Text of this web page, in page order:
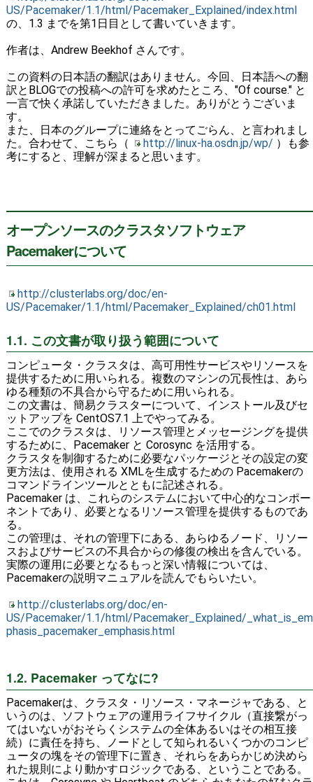
US/Pacemaker/1.1/html/Pacemaker_Explained/index.html
の、1.3 までを第1日目として書いていきます。
作者は、Andrew Beekhof さんです。
この資料の日本語の翻訳はありません。今回、日本語への翻
訳とBLOGでの投稿への許可を求めたところ、"Of course." と
一言で快く承諾していただきました。ありがとうございま
す。
また、日本のグループに連絡をとってごらん、と言われまし
た。合わせて、こちら（
http://linux-ha.osdn.jp/wp/ ）も参
考にすると、理解が深まると思います。
オープンソースのクラスタソフトウェア
Pacemakerについて
http://clusterlabs.org/doc/en-
US/Pacemaker/1.1/html/Pacemaker_Explained/ch01.html
1.1. この文書が取り扱う範囲について
コンピュータ・クラスタは、高可用性サービスやリソースを
提供するために用いられる。複数のマシンの冗長性は、あら
ゆる種類の不具合から守るために用いられる。
この文書は、簡易クラスターについて、インストール及びセ
ットアップを CentOS7.1 上でやってみる。
ここでのクラスタは、リソース管理とメッセージングを提供
するために、Pacemaker と Corosync を活用する。
クラスタを制御するために必要なパッケージとその設定の変
更方法は、使用される XMLを生成するための Pacemakerの
コマンドラインツールとともに記述される。
Pacemaker は、これらのシステムにおいて中心的なコンポー
ネントであり、必要となるリソース管理を提供するものであ
る。
この管理は、それの管理下にある、あらゆるノード、リソー
スおよびサービスの不具合からの修復の検出を含んでいる。
実際の運用に必要となるもっと深い情報については、
Pacemakerの説明マニュアルを読んでもらいたい。
http://clusterlabs.org/doc/en-
US/Pacemaker/1.1/html/Pacemaker_Explained/_what_is_em
phasis_pacemaker_emphasis.html
1.2. Pacemaker ってなに?
Pacemakerは、クラスタ・リソース・マネージャである、と
いうのは、ソフトウェアの運用ライフサイクル（直接繋がっ
てはいないがおそらくシステムの全体あるいはその相互接
続）に責任を持ち、ノードとして知られるいくつかのコンピ
ュータの塊をその管理下に置き、それらをあらかじめ決めら
れた規則により動かすロジックである、ということである。